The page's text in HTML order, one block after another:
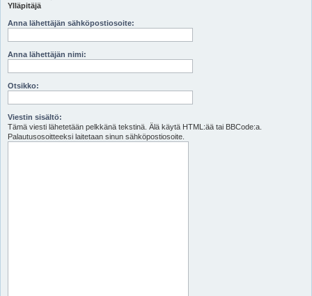
Ylläpitäjä
Anna lähettäjän sähköpostiosoite:
Anna lähettäjän nimi:
Otsikko:
Viestin sisältö:
Tämä viesti lähetetään pelkkänä tekstinä. Älä käytä HTML:ää tai BBCode:a.
Palautusosoitteeksi laitetaan sinun sähköpostiosoite.